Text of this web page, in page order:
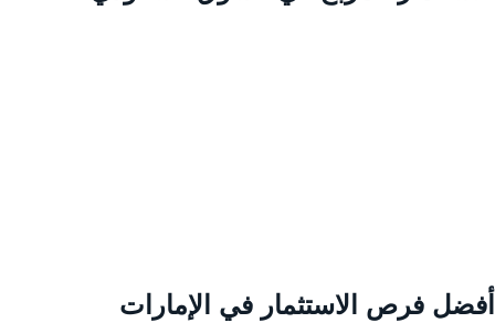
فرص الاستثمار في الإمارات